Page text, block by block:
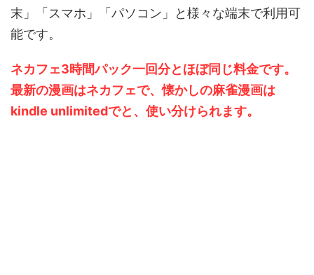
末」「スマホ」「パソコン」と様々な端末で利用可
能です。
ネカフェ3時間パック一回分とほぼ同じ料金です。
最新の漫画はネカフェで、懐かしの麻雀漫画は
kindle unlimitedでと、使い分けられます。